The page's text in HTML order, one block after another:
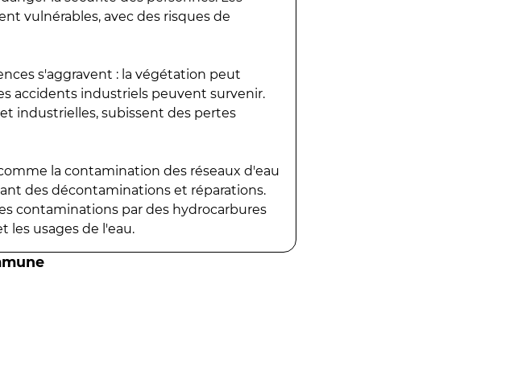
vulnérables, avec des risques de
s'aggravent : la végétation peut
accidents industriels peuvent survenir.
industrielles, subissent des pertes
la contamination des réseaux d'eau
des décontaminations et réparations.
contaminations par des hydrocarbures
les usages de l'eau.